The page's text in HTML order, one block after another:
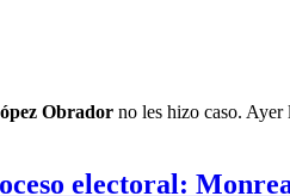
Obrador no les hizo caso.
electoral: